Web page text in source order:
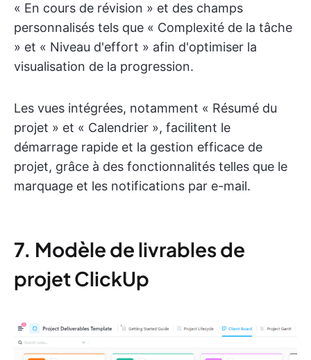
« En cours de révision » et des champs
personnalisés tels que « Complexité de la tâche
» et « Niveau d'effort » afin d'optimiser la
visualisation de la progression.
Les vues intégrées, notamment « Résumé du
projet » et « Calendrier », facilitent le
démarrage rapide et la gestion efficace de
projet, grâce à des fonctionnalités telles que le
marquage et les notifications par e-mail.
7. Modèle de livrables de
projet ClickUp